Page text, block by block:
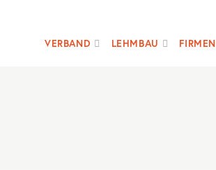
VERBAND LEHMBAU FIRMEN